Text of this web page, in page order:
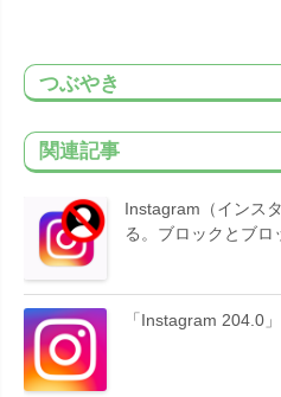
つぶやき
関連記事
Instagram（インス
る。ブロックとブロ
「Instagram 204.0